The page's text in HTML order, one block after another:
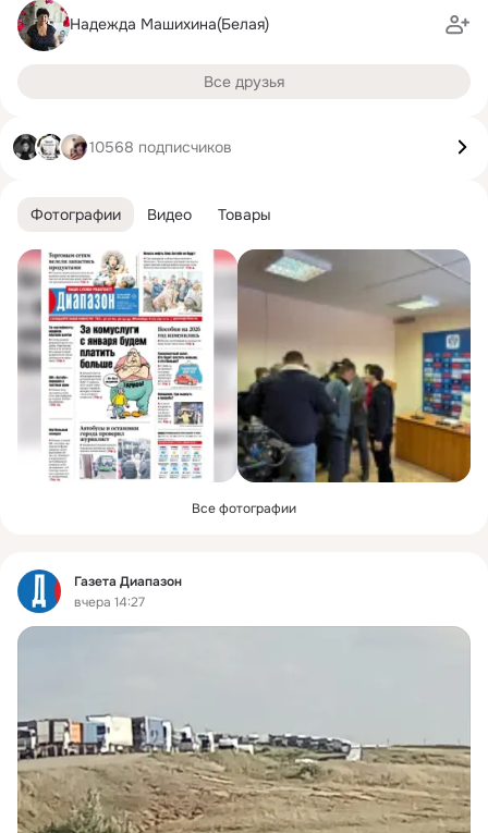
Фотографии Видео Товары
Все фотографии
Фид
Газета Диапазон
вчера 14:27
Надежда Машихина(Белая)
Все друзья
10568 подписчиков